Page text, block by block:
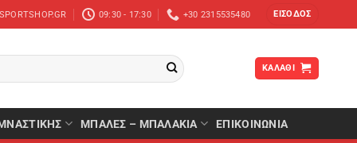
09:30 - 17:30 +30 2315535480 ΕΊΣΟΔΟΣ
ΚΑΛΆΘΙ
ΜΠΆΛΕΣ – ΜΠΑΛΆΚΙΑ ΕΠΙΚΟΙΝΩΝΙΑ